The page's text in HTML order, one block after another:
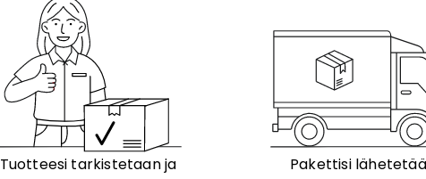
Tuotteesi tarkistetaan ja
Pakettisi